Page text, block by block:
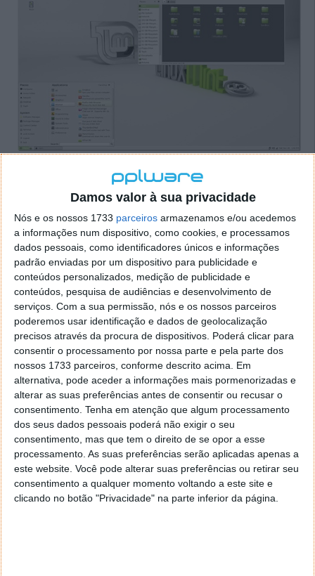
Damos valor à sua privacidade
Nós e os nossos 1733 parceiros armazenamos e/ou acedemos
a informações num dispositivo, como cookies, e processamos
dados pessoais, como identificadores únicos e informações
padrão enviadas por um dispositivo para publicidade e
conteúdos personalizados, medição de publicidade e
conteúdos, pesquisa de audiências e desenvolvimento de
serviços. Com a sua permissão, nós e os nossos parceiros
poderemos usar identificação e dados de geolocalização
precisos através da procura de dispositivos. Poderá clicar para
consentir o processamento por nossa parte e pela parte dos
nossos 1733 parceiros, conforme descrito acima. Em
alternativa, pode aceder a informações mais pormenorizadas e
alterar as suas preferências antes de consentir ou recusar o
consentimento. Tenha em atenção que algum processamento
dos seus dados pessoais poderá não exigir o seu
consentimento, mas que tem o direito de se opor a esse
processamento. As suas preferências serão aplicadas apenas a
este website. Você pode alterar suas preferências ou retirar seu
consentimento a qualquer momento voltando a este site e
clicando no botão "Privacidade" na parte inferior da página.
Mais backgrounds e com melhor qualidade
Confiraaquitodas as novidades deste novo Mint 12.
Tal como para outras distribuições, vamos analisar
brevemente, de forma mais detalhada este novo